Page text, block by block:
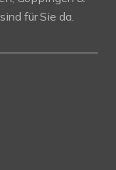
für Sie da.